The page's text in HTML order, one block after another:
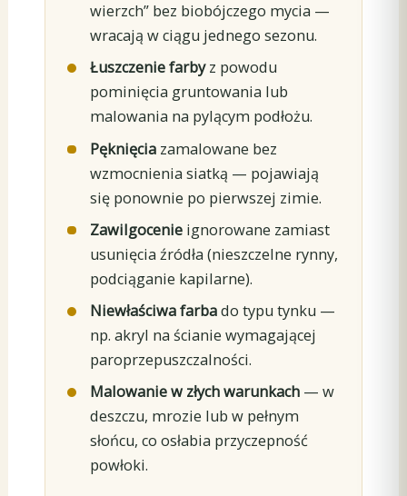
wierzch” bez biobójczego mycia —
wracają w ciągu jednego sezonu.
Łuszczenie farbyz powodu
pominięcia gruntowania lub
malowania na pylącym podłożu.
Pęknięcia zamalowane bez
wzmocnienia siatką — pojawiają
się ponownie po pierwszej zimie.
Zawilgocenie ignorowane zamiast
usunięcia źródła (nieszczelne rynny,
podciąganie kapilarne).
Niewłaściwa farbado typu tynku —
np. akryl na ścianie wymagającej
paroprzepuszczalności.
Malowanie w złych warunkach — w
deszczu, mrozie lub w pełnym
słońcu, co osłabia przyczepność
powłoki.